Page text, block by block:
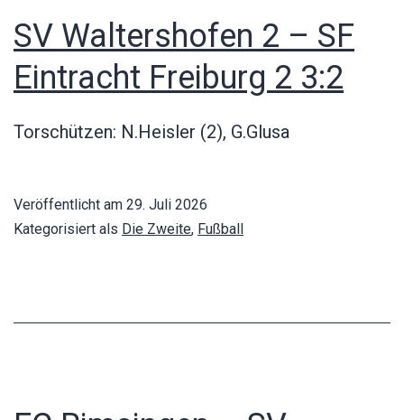
SV Waltershofen 2 – SF
Eintracht Freiburg 2 3:2
Torschützen: N.Heisler (2), G.Glusa
Veröffentlicht am 29. Juli 2026
Kategorisiert als Die Zweite, Fußball